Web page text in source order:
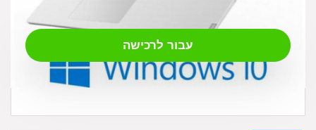
4,540.00
עבור לרכישה